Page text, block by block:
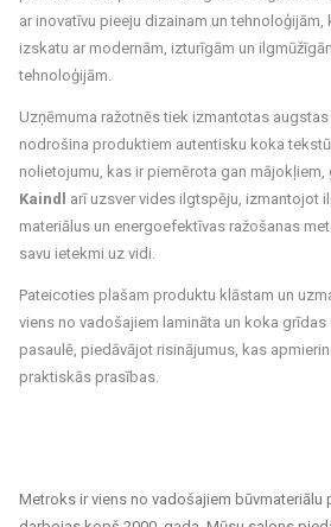
ar inovatīvu pieeju dizainam un
izskatu ar modernām, izturīgām un
tehnoloģijām.
Uzņēmuma ražotnēs tiek izmantotas
nodrošina produktiem autentisku koka
nolietojumu, kas ir piemērota gan
Kaindl
arī uzsver vides ilgtspēju, izmantojot
materiālus un energoefektīvas ražošanas
savu ietekmi uz vidi.
Pateicoties plašam produktu klāstam un
viens no vadošajiem lamināta un koka grīdas
pasaulē, piedāvājot risinājumus, kas
praktiskās prasības.
Metroks ir viens no vadošajiem būvmateriālu